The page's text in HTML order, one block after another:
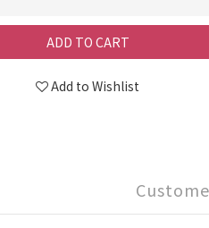
ADD TO CART
Add to Wishlist